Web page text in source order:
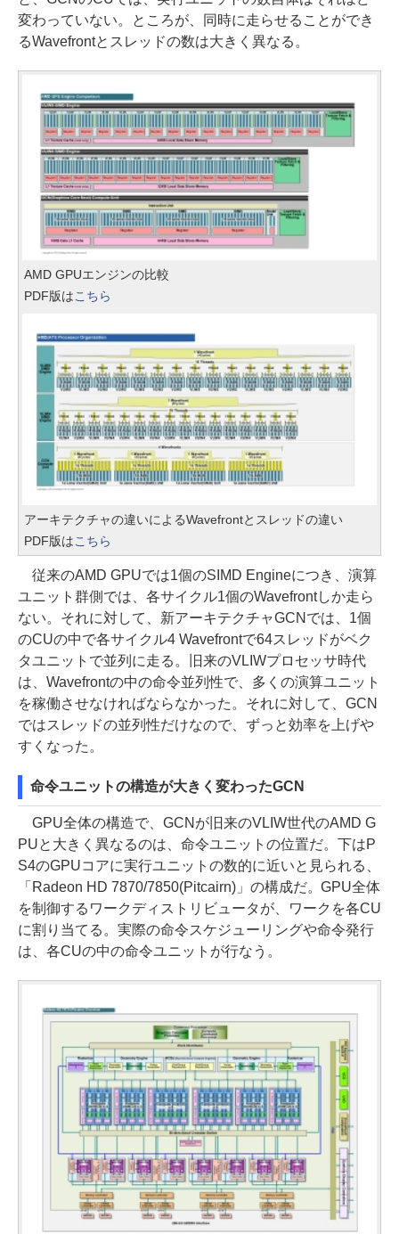
変わっていない。ところが、同時に走らせることができ
るWavefrontとスレッドの数は大きく異なる。
AMD GPUエンジンの比較
PDF版はこちら
アーキテクチャの違いによるWavefrontとスレッドの違い
PDF版はこちら
従来のAMD GPUでは1個のSIMD Engineにつき、演算
ユニット群側では、各サイクル1個のWavefrontしか走ら
ない。それに対して、新アーキテクチャGCNでは、1個
のCUの中で各サイクル4 Wavefrontで64スレッドがベク
タユニットで並列に走る。旧来のVLIWプロセッサ時代
は、Wavefrontの中の命令並列性で、多くの演算ユニット
を稼働させなければならなかった。それに対して、GCN
ではスレッドの並列性だけなので、ずっと効率を上げや
すくなった。
命令ユニットの構造が大きく変わったGCN
GPU全体の構造で、GCNが旧来のVLIW世代のAMD G
PUと大きく異なるのは、命令ユニットの位置だ。下はP
S4のGPUコアに実行ユニットの数的に近いと見られる、
「Radeon HD 7870/7850(Pitcairn)」の構成だ。GPU全体
を制御するワークディストリビュータが、ワークを各CU
に割り当てる。実際の命令スケジューリングや命令発行
は、各CUの中の命令ユニットが行なう。